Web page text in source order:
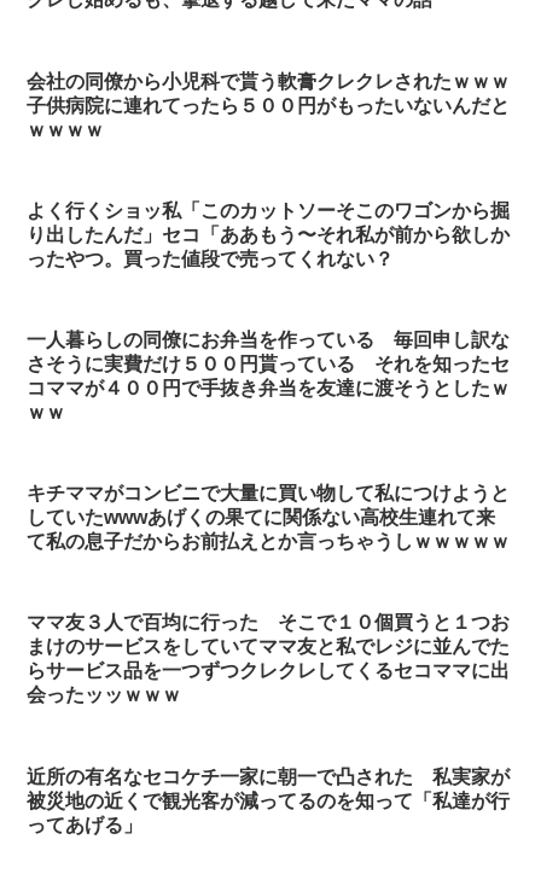
会社の同僚から小児科で貰う軟膏クレクレされたｗｗｗ
子供病院に連れてったら５００円がもったいないんだと
ｗｗｗｗ
よく行くショッ私「このカットソーそこのワゴンから掘
り出したんだ」セコ「ああもう〜それ私が前から欲しか
ったやつ。買った値段で売ってくれない？
一人暮らしの同僚にお弁当を作っている 毎回申し訳な
さそうに実費だけ５００円貰っている それを知ったセ
コママが４００円で手抜き弁当を友達に渡そうとしたｗ
ｗｗ
キチママがコンビニで大量に買い物して私につけようと
していたwwwあげくの果てに関係ない高校生連れて来
て私の息子だからお前払えとか言っちゃうしｗｗｗｗｗ
ママ友３人で百均に行った そこで１０個買うと１つお
まけのサービスをしていてママ友と私でレジに並んでた
らサービス品を一つずつクレクレしてくるセコママに出
会ったッッｗｗｗ
近所の有名なセコケチ一家に朝一で凸された 私実家が
被災地の近くで観光客が減ってるのを知って「私達が行
ってあげる」